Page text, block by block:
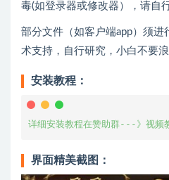
毒(如登录器或修改器），请自
部分文件（如客户端app）须进
术支持，自行研究，小白不要浪
安装教程：
详细安装教程在赞助群---》视频
界面精美截图：